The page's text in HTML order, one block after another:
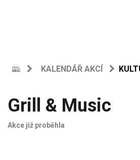
KALENDÁŘ AKCÍ
Grill & Music
Akce již proběhla